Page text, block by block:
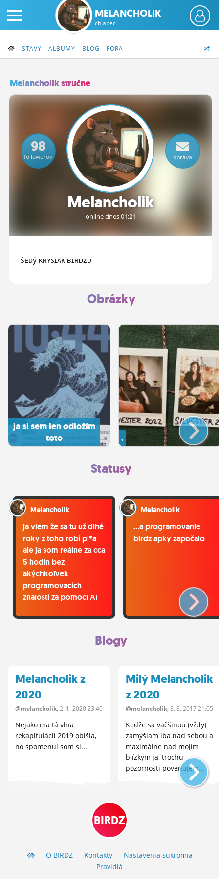
PRIHLÁS SA
ČINŽIAK
FÓRUM
STATUSY
OBRÁZKY
ĽUDIA
MELANCHOLIK
chlapec
STAVY ALBUMY BLOG FÓRA
Melancholik stručne
Melancholik
online dnes 01:21
98
followerov správa
šᴇᴅý ᴋʀʏꜱɪᴀᴋ ʙɪʀᴅᴢᴜ
Obrázky
ja si sem len odložím
toto
.
Statusy
Melancholik
ja viem že sa tu už dlhé
roky z toho robí pi*a
ale ja som reálne za cca
5 hodín bez
akýchkoľvek
programovacích
znalostí za pomoci AI
apku ktorá zvláda
posielať notifikácie v
Melancholik
...a programovanie
birdz apky započalo
Blogy
Melancholik z
2020
@melancholik, 2. 1. 2020 23:40
Nejako ma tá vlna
rekapitulácií 2019 obišla,
no spomenul som si...
Milý Melancholik
z 2020
@melancholik, 3. 8. 2017 21:05
Kedže sa väčšinou (vždy)
zamýšľam iba nad sebou a
maximálne nad mojím
blízkym ja, trochu
pozornosti povenujem...
BIRDZ
O BIRDZ Kontakty
Nastavenia súkromia
Pravidlá